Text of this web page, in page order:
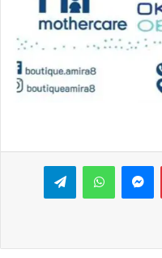
بينتيريستماسنجر واتساب تيلقرام